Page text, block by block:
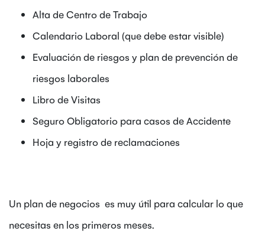
Alta de Centro de Trabajo
Calendario Laboral (que debe estar visible)
Evaluación de riesgos y plan de prevención de
riesgos laborales
Libro de Visitas
Seguro Obligatorio para casos de Accidente
Hoja y registro de reclamaciones
Un plan de negocios es muy útil para calcular lo que
necesitas en los primeros meses.